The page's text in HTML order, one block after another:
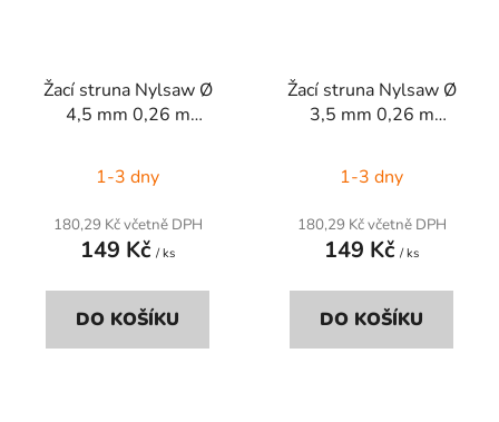
Žací struna Nylsaw Ø
4,5 mm 0,26 m
1-3 dny
180,29 Kč včetně DPH
149 Kč / ks
DO KOŠÍKU
Žací struna Nylsaw Ø
3,5 mm 0,26 m
1-3 dny
180,29 Kč včetně DPH
149 Kč / ks
DO KOŠÍKU